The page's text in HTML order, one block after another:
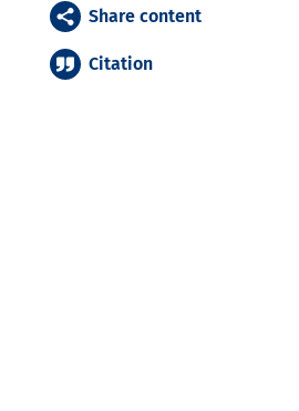
Share content
Citation